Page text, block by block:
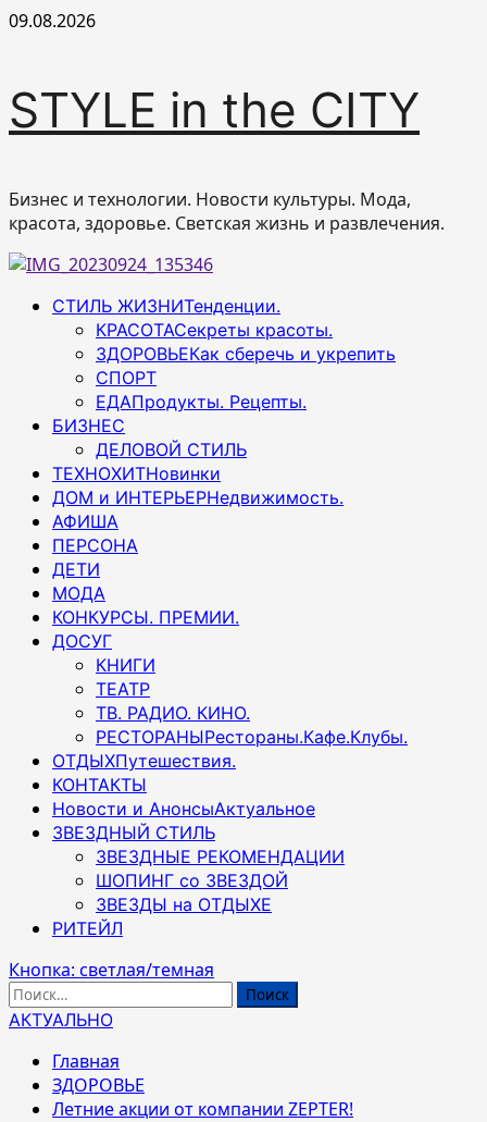
Перейти
09.08.2026
STYLE in the CITY
Бизнес и технологии. Новости культуры. Мода,
красота, здоровье. Светская жизнь и развлечения.
Основное
СТИЛЬ ЖИЗНИТенденции.
КРАСОТАСекреты красоты.
ЗДОРОВЬЕКак сберечь и укрепить
СПОРТ
ЕДАПродукты. Рецепты.
БИЗНЕС
ДЕЛОВОЙ СТИЛЬ
ТЕХНОХИТНовинки
ДОМ и ИНТЕРЬЕРНедвижимость.
АФИША
ПЕРСОНА
ДЕТИ
МОДА
КОНКУРСЫ. ПРЕМИИ.
ДОСУГ
КНИГИ
ТЕАТР
ТВ. РАДИО. КИНО.
РЕСТОРАНЫРестораны.Кафе.Клубы.
ОТДЫХПутешествия.
КОНТАКТЫ
Новости и АнонсыАктуальное
ЗВЕЗДНЫЙ СТИЛЬ
ЗВЕЗДНЫЕ РЕКОМЕНДАЦИИ
ШОПИНГ со ЗВЕЗДОЙ
ЗВЕЗДЫ на ОТДЫХЕ
РИТЕЙЛ
Кнопка: светлая/темная
Найти:
АКТУАЛЬНО
Главная
ЗДОРОВЬЕ
Летние акции от компании ZEPTER!